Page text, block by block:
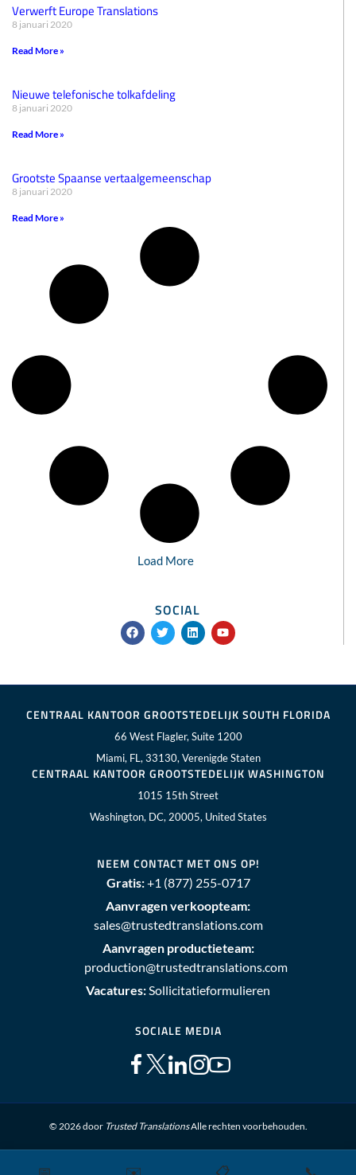
Verwerft Europe Translations
8 januari 2020
Read More »
Nieuwe telefonische tolkafdeling
8 januari 2020
Read More »
Grootste Spaanse vertaalgemeenschap
8 januari 2020
Read More »
Load More
SOCIAL
F
a
c
o
k
T
w
i
e
L
i
n
d
n
Y
o
u
b
CENTRAAL KANTOOR GROOTSTEDELIJK SOUTH FLORIDA
66 West Flagler, Suite 1200
Miami, FL, 33130, Verenigde Staten
CENTRAAL KANTOOR GROOTSTEDELIJK WASHINGTON
1015 15th Street
Washington, DC, 20005, United States
NEEM CONTACT MET ONS OP!
Gratis:+1 (877) 255-0717
Aanvragen verkoopteam:
sales@trustedtranslations.com
Aanvragen productieteam:
production@trustedtranslations.com
Vacatures:Sollicitatieformulieren
SOCIALE MEDIA
© 2026 door Trusted TranslationsAlle rechten voorbehouden.
Sitemap Privacybeleid
📅 ✉️ 📋 📞